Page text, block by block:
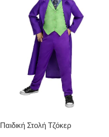
Παιδική Στολή Τζόκερ